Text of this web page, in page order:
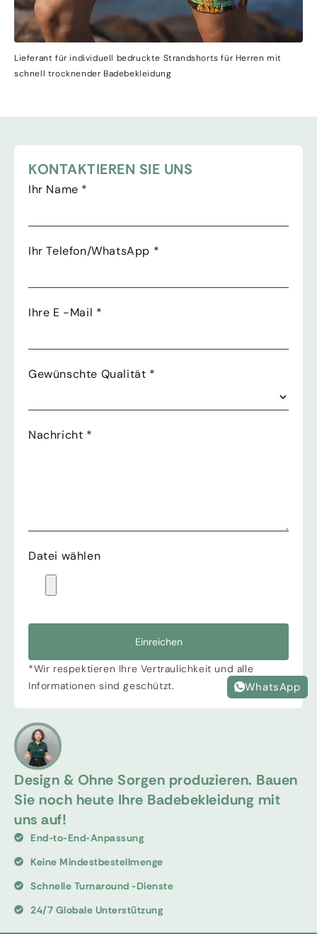
Lieferant für individuell bedruckte Strandshorts für Herren mit
schnell trocknender Badebekleidung
Design & Ohne Sorgen produzieren. Bauen
Sie noch heute Ihre Badebekleidung mit
uns auf!
End-to-End-Anpassung
Keine Mindestbestellmenge
Schnelle Turnaround -Dienste
24/7 Globale Unterstützung
KONTAKTIEREN SIE UNS
Ihr Name *
Ihr Telefon/WhatsApp *
Ihre E -Mail *
Gewünschte Qualität *
Nachricht *
Datei wählen
Einreichen
*Wir respektieren Ihre Vertraulichkeit und alle
Informationen sind geschützt.
WhatsApp